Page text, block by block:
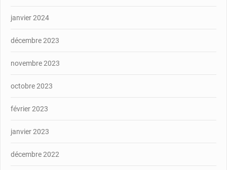
janvier 2024
décembre 2023
novembre 2023
octobre 2023
février 2023
janvier 2023
décembre 2022